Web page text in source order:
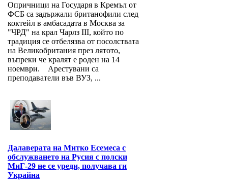
Опричници на Государя в Кремъл от
ФСБ са задържали британофили след
коктейл в амбасадата в Москва за
"ЧРД" на крал Чарлз III, който по
традиция се отбелязва от посолствата
на Великобритания през лятото,
въпреки че кралят е роден на 14
ноември. Арестувани са
преподаватели във ВУЗ, ...
Далаверата на Митко Есемеса с
обслужването на Русия с полски
МиГ-29 не се уреди, получава ги
Украйна